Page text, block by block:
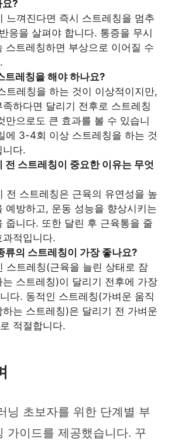
요?
느껴진다면 즉시 스트레칭을 멈추
응을 살펴야 합니다. 통증을 무시
스트레칭하면 부상으로 이어질 수
트레칭을 해야 하나요?
트레칭을 하는 것이 이상적이지만,
하다면 달리기 전후로 스트레칭
만으로도 큰 효과를 볼 수 있습니
에 3-4회 이상 스트레칭을 하는 것
니다.
전 스트레칭이 중요한 이유는 무엇
전 스트레칭은 근육의 유연성을 높
예방하고, 운동 성능을 향상시키는
줍니다. 또한 달린 후 근육통을 줄
과적입니다.
류의 스트레칭이 가장 좋나요?
스트레칭(근육을 늘린 상태로 잠
는 스트레칭)이 달리기 전후에 가장
다. 동적인 스트레칭(가벼운 움직
하는 스트레칭)은 달리기 전 가벼운
적절합니다.
닝 초보자를 위한 단계별 부
가이드를 제공했습니다. 꾸